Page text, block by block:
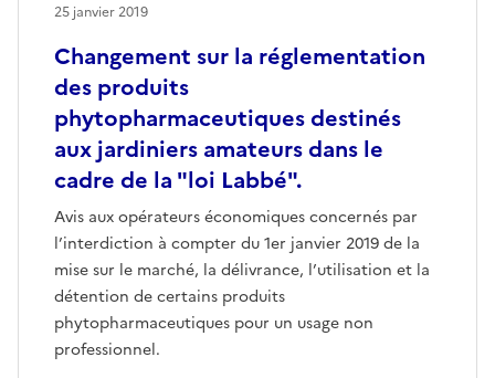
Changement sur la réglementation
des produits
phytopharmaceutiques destinés
aux jardiniers amateurs dans le
cadre de la "loi Labbé".
Avis aux opérateurs économiques concernés par
l’interdiction à compter du 1er janvier 2019 de la
mise sur le marché, la délivrance, l’utilisation et la
détention de certains produits
phytopharmaceutiques pour un usage non
professionnel.
25 janvier 2019